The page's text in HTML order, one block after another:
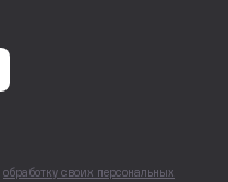
обработку своих персональных